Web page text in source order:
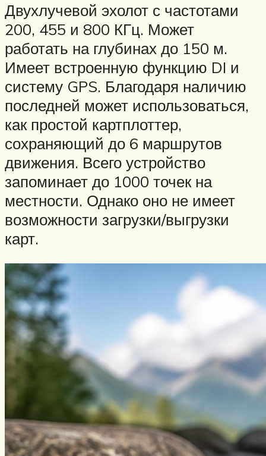
Двухлучевой эхолот с частотами
200, 455 и 800 КГц. Может
работать на глубинах до 150 м.
Имеет встроенную функцию DI и
систему GPS. Благодаря наличию
последней может использоваться,
как простой картплоттер,
сохраняющий до 6 маршрутов
движения. Всего устройство
запоминает до 1000 точек на
местности. Однако оно не имеет
возможности загрузки/выгрузки
карт.